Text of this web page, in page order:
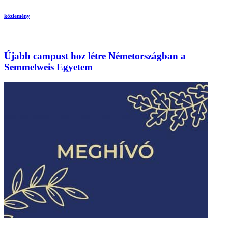
közlemény
Újabb campust hoz létre Németországban a
Semmelweis Egyetem